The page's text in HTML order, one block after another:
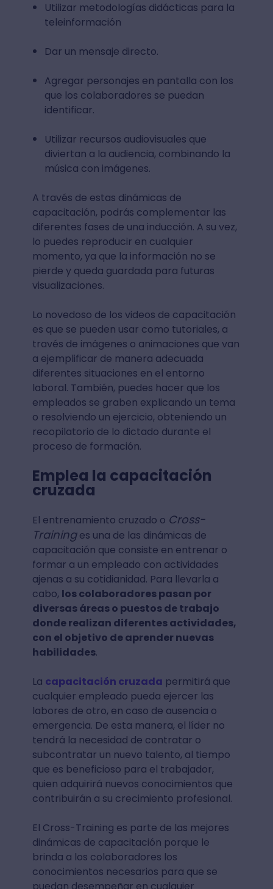
Utilizar metodologías didácticas para la
teleinformación
Dar un mensaje directo.
Agregar personajes en pantalla con los
que los colaboradores se puedan
identificar.
Utilizar recursos audiovisuales que
diviertan a la audiencia, combinando la
música con imágenes.
A través de estas dinámicas de
capacitación, podrás complementar las
diferentes fases de una inducción. A su vez,
lo puedes reproducir en cualquier
momento, ya que la información no se
pierde y queda guardada para futuras
visualizaciones.
Lo novedoso de los videos de capacitación
es que se pueden usar como tutoriales, a
través de imágenes o animaciones que van
a ejemplificar de manera adecuada
diferentes situaciones en el entorno
laboral. También, puedes hacer que los
empleados se graben explicando un tema
o resolviendo un ejercicio, obteniendo un
recopilatorio de lo dictado durante el
proceso de formación.
Emplea la capacitación
cruzada
El entrenamiento cruzado o Cross-
Traininges una de las dinámicas de
capacitación que consiste en entrenar o
formar a un empleado con actividades
ajenas a su cotidianidad. Para llevarla a
cabo, los colaboradores pasan por
diversas áreas o puestos de trabajo
donde realizan diferentes actividades,
con el objetivo de aprender nuevas
habilidades.
La capacitación cruzada permitirá que
cualquier empleado pueda ejercer las
labores de otro, en caso de ausencia o
emergencia. De esta manera, el líder no
tendrá la necesidad de contratar o
subcontratar un nuevo talento, al tiempo
que es beneficioso para el trabajador,
quien adquirirá nuevos conocimientos que
contribuirán a su crecimiento profesional.
El Cross-Training es parte de las mejores
dinámicas de capacitación porque le
brinda a los colaboradores los
conocimientos necesarios para que se